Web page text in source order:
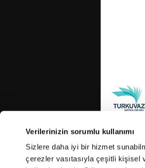
Verilerinizin sorumlu kullanımı
Sizlere daha iyi bir hizmet
çerezler vasıtasıyla çeşitli kişisel